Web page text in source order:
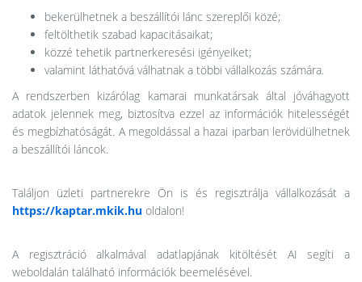
bekerülhetnek a beszállítói lánc szereplői közé;
feltölthetik szabad kapacitásaikat;
közzé tehetik partnerkeresési igényeiket;
valamint láthatóvá válhatnak a többi vállalkozás számára.
A rendszerben kizárólag kamarai munkatársak által jóváhagyott
adatok jelennek meg, biztosítva ezzel az információk hitelességét
és megbízhatóságát. A megoldással a hazai iparban lerövidülhetnek
a beszállítói láncok.
Találjon üzleti partnerekre Ön is és regisztrálja vállalkozását a
https://kaptar.mkik.hu oldalon!
A regisztráció alkalmával adatlapjának kitöltését AI segíti a
weboldalán található információk beemelésével.